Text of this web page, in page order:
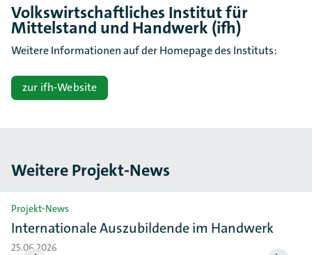
Volkswirtschaftliches Institut für
Mittelstand und Handwerk (ifh)
Weitere Informationen auf der Homepage des Instituts:
zur ifh-Website
Weitere Projekt-News
Slider überspringen
Projekt-News
Internationale Auszubildende im Handwerk
25.06.2026